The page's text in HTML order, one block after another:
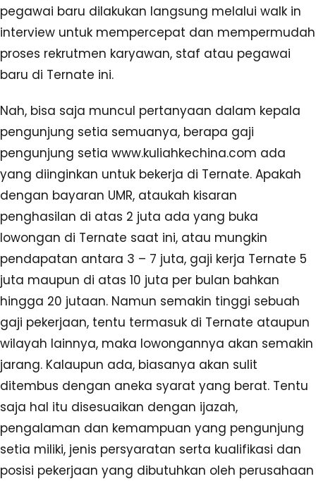
pegawai baru dilakukan langsung melalui walk in
interview untuk mempercepat dan mempermudah
proses rekrutmen karyawan, staf atau pegawai
baru di Ternate ini.
Nah, bisa saja muncul pertanyaan dalam kepala
pengunjung setia semuanya, berapa gaji
pengunjung setia www.kuliahkechina.com ada
yang diinginkan untuk bekerja di Ternate. Apakah
dengan bayaran UMR, ataukah kisaran
penghasilan di atas 2 juta ada yang buka
lowongan di Ternate saat ini, atau mungkin
pendapatan antara 3 – 7 juta, gaji kerja Ternate 5
juta maupun di atas 10 juta per bulan bahkan
hingga 20 jutaan. Namun semakin tinggi sebuah
gaji pekerjaan, tentu termasuk di Ternate ataupun
wilayah lainnya, maka lowongannya akan semakin
jarang. Kalaupun ada, biasanya akan sulit
ditembus dengan aneka syarat yang berat. Tentu
saja hal itu disesuaikan dengan ijazah,
pengalaman dan kemampuan yang pengunjung
setia miliki, jenis persyaratan serta kualifikasi dan
posisi pekerjaan yang dibutuhkan oleh perusahaan